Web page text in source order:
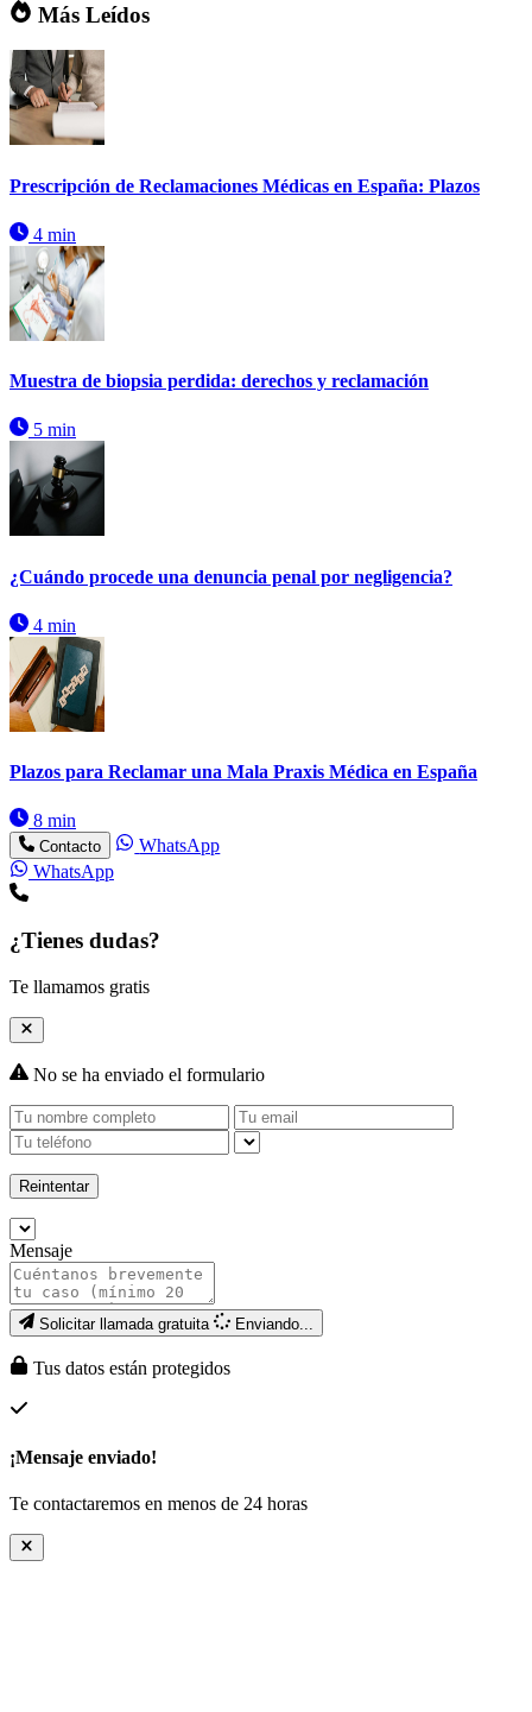
Más Leídos
Prescripción de Reclamaciones Médicas en España: Plazos
4 min
Muestra de biopsia perdida: derechos y reclamación
5 min
¿Cuándo procede una denuncia penal por negligencia?
4 min
Plazos para Reclamar una Mala Praxis Médica en España
8 min
Contacto
WhatsApp
WhatsApp
¿Tienes dudas?
Te llamamos gratis
No se ha enviado el formulario
Reintentar
Mensaje
Solicitar llamada gratuita Enviando...
Tus datos están protegidos
¡Mensaje enviado!
Te contactaremos en menos de 24 horas